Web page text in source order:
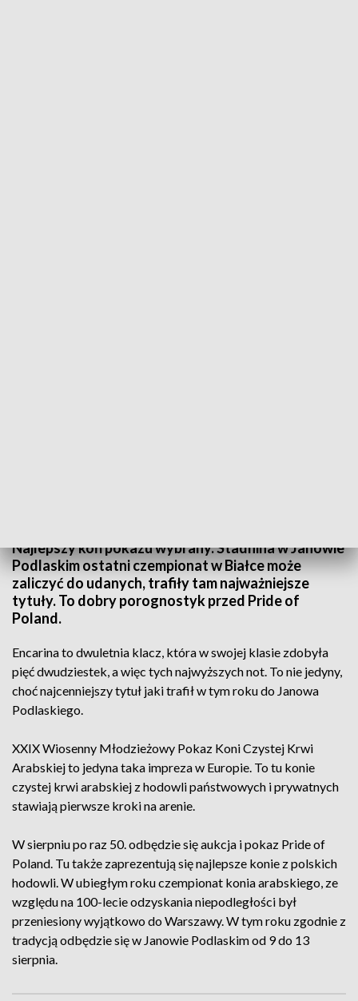
Najlepszy koń pokazu wybrany. Stadnina w Janowie
Podlaskim ostatni czempionat w Białce może
zaliczyć do udanych, trafiły tam najważniejsze
tytuły. To dobry porognostyk przed Pride of
Poland.
Encarina to dwuletnia klacz, która w swojej klasie zdobyła
pięć dwudziestek, a więc tych najwyższych not. To nie jedyny,
choć najcenniejszy tytuł jaki trafił w tym roku do Janowa
Podlaskiego.
XXIX Wiosenny Młodzieżowy Pokaz Koni Czystej Krwi
Arabskiej to jedyna taka impreza w Europie. To tu konie
czystej krwi arabskiej z hodowli państwowych i prywatnych
stawiają pierwsze kroki na arenie.
W sierpniu po raz 50. odbędzie się aukcja i pokaz Pride of
Poland. Tu także zaprezentują się najlepsze konie z polskich
hodowli. W ubiegłym roku czempionat konia arabskiego, ze
względu na 100-lecie odzyskania niepodległości był
przeniesiony wyjątkowo do Warszawy. W tym roku zgodnie z
tradycją odbędzie się w Janowie Podlaskim od 9 do 13
sierpnia.